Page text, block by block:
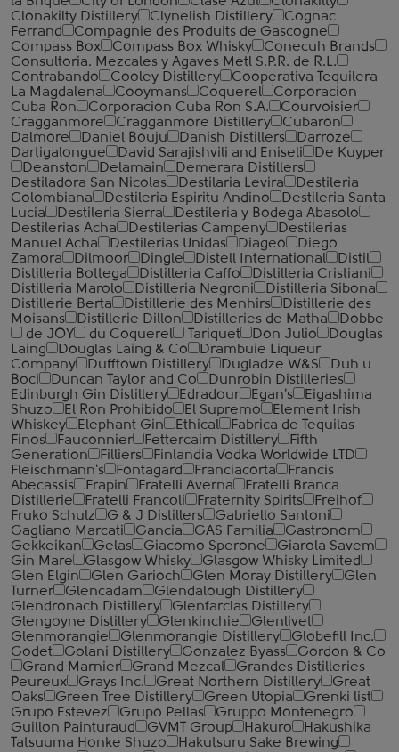
Clonakilty Distillery
Clynelish Distillery
Cognac
Ferrand
Compagnie des Produits de Gascogne
Compass Box
Compass Box Whisky
Conecuh Brands
Consultoria. Mezcales y Agaves Metl S.P.R. de R.L.
Contrabando
Cooley Distillery
Cooperativa Tequilera
La Magdalena
Cooymans Coquerel
Corporacion
Cuba Ron
Corporacion Cuba Ron S.A.
Courvoisier
Cragganmore
Cragganmore Distillery
Cubaron
Dalmore
Daniel Bouju Danish Distillers
Darroze
Dartigalongue
David Sarajishvili and Eniseli
De Kuyper
Deanston
Delamain
Demerara Distillers
Destiladora San Nicolas
Destilaria Levira
Destileria
Colombiana
Destileria Espiritu Andino
Destileria Santa
Lucia
Destileria Sierra
Destileria y Bodega Abasolo
Destilerias Acha
Destilerias Campeny
Destilerias
Manuel Acha
Destilerias Unidas Diageo
Diego
Zamora
Dilmoor Dingle Distell International
Distil
Distilleria Bottega
Distilleria Caffo
Distilleria Cristiani
Distilleria Marolo
Distilleria Negroni
Distilleria Sibona
Distillerie Berta
Distillerie des Menhirs
Distillerie des
Moisans
Distillerie Dillon Distilleries de Matha
Dobbe
de JOY
du Coquerel Tariquet Don Julio
Douglas
Laing
Douglas Laing & Co
Drambuie Liqueur
Company
Dufftown Distillery Dugladze W&S
Duh u
Boci
Duncan Taylor and Co
Dunrobin Distilleries
Edinburgh Gin Distillery
Edradour Egan's
Eigashima
Shuzo
El Ron Prohibido El Supremo
Element Irish
Whiskey
Elephant Gin Ethical
Fabrica de Tequilas
Finos
Fauconnier Fettercairn Distillery
Fifth
Generation
Filliers
Finlandia Vodka Worldwide LTD
Fleischmann's
Fontagard Franciacorta
Francis
Abecassis
Frapin Fratelli Averna
Fratelli Branca
Distillerie
Fratelli ‎Francoli Fraternity Spirits
Freihof
Fruko Schulz
G & J Distillers
Gabriello Santoni
Gagliano Marcati
Gancia GAS Familia
Gastronom
Gekkeikan
Gelas Giacomo Sperone
Giarola Savem
Gin Mare
Glasgow Whisky
Glasgow Whisky Limited
Glen Elgin
Glen Garioch Glen Moray Distillery
Glen
Turner
Glencadam
Glendalough Distillery
Glendronach Distillery
Glenfarclas Distillery
Glengoyne Distillery
Glenkinchie
Glenlivet
Glenmorangie
Glenmorangie Distillery
Globefill Inc.
Godet
Golani Distillery Gonzalez Byass
Gordon & Co
Grand Marnier
Grand Mezcal
Grandes Distilleries
Peureux
Grays Inc. Great Northern Distillery
Great
Oaks
Green Tree Distillery Green Utopia
Grenki list
Grupo Estevez
Grupo Pellas
Gruppo Montenegro
Guillon Painturaud
GVMT Group Hakuro
Hakushika
Tatsuuma Honke Shuzo
Hakutsuru Sake Brewing